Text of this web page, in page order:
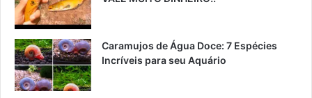
Caramujos de Água Doce: 7 Espécies
Incríveis para seu Aquário